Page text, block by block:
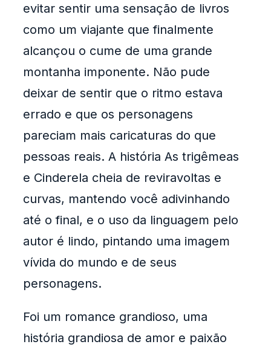
evitar sentir uma sensação de livros
como um viajante que finalmente
alcançou o cume de uma grande
montanha imponente. Não pude
deixar de sentir que o ritmo estava
errado e que os personagens
pareciam mais caricaturas do que
pessoas reais. A história As trigêmeas
e Cinderela cheia de reviravoltas e
curvas, mantendo você adivinhando
até o final, e o uso da linguagem pelo
autor é lindo, pintando uma imagem
vívida do mundo e de seus
personagens.
Foi um romance grandioso, uma
história grandiosa de amor e paixão